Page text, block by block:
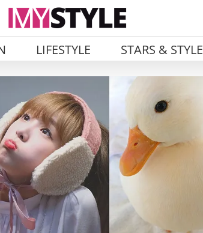
LIFESTYLE STARS & STYLE